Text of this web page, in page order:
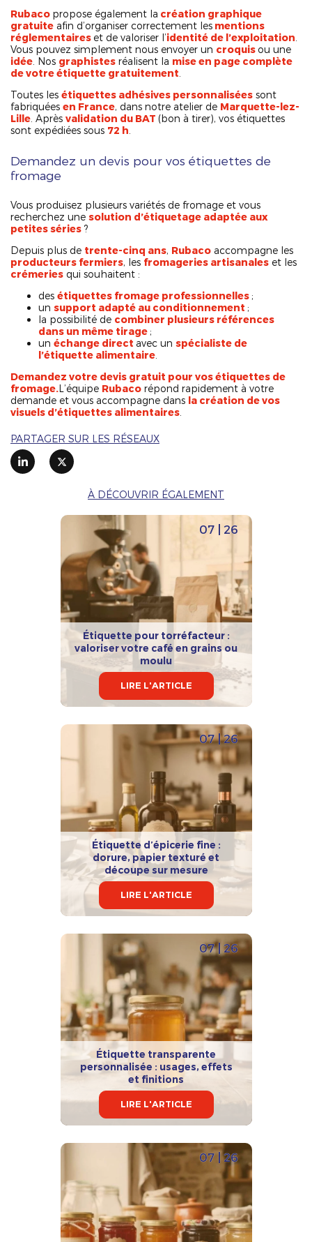
À DÉCOUVRIR ÉGALEMENT
07 | 26
Étiquette pour torréfacteur :
valoriser votre café en grains ou
moulu
LIRE L'ARTICLE
07 | 26
Étiquette d’épicerie fine :
dorure, papier texturé et
découpe sur mesure
LIRE L'ARTICLE
07 | 26
Étiquette transparente
personnalisée : usages, effets
et finitions
LIRE L'ARTICLE
07 | 26
Rubaco propose également la création graphique
gratuite afin d’organiser correctement les mentions
réglementaires et de valoriser l’identité de l’exploitation
Vous pouvez simplement nous envoyer un croquis ou une
idée . Nos graphistes réalisent la mise en page complète
de votre étiquette gratuitement
Toutes les étiquettes adhésives personnalisées sont
fabriquées en France, dans notre atelier de Marquette-lez-
Lille . Après validation du BAT (bon à tirer), vos étiquettes
sont expédiées sous 72 h
Demandez un devis pour vos étiquettes de
fromage
Vous produisez plusieurs variétés de fromage et vous
recherchez une solution d’étiquetage adaptée aux
petites séries ?
Depuis plus de trente-cinq ans, Rubaco accompagne les
producteurs fermiers, les fromageries artisanales et les
crémeries qui souhaitent :
des étiquettes fromage professionnelles ;
un support adapté au conditionnement ;
la possibilité de combiner plusieurs références
dans un même tirage ;
un échange direct avec un spécialiste de
l’étiquette alimentaire
Demandez votre devis gratuit pour vos étiquettes de
fromage.L’équipe Rubaco répond rapidement à votre
demande et vous accompagne dans la création de vos
visuels d’étiquettes alimentaires
PARTAGER SUR LES RÉSEAUX